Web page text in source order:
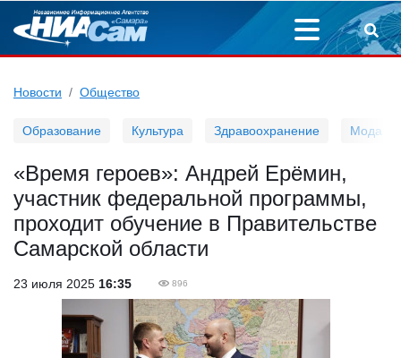
Новости Общество
Образование Культура Здравоохранение Мода
«Время героев»: Андрей Ерёмин,
участник федеральной программы,
проходит обучение в Правительстве
Самарской области
23 июля 2025 16:35 896